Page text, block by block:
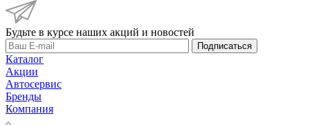
Будьте в курсе наших акций и новостей
Подписаться
Каталог
Акции
Автосервис
Бренды
Компания